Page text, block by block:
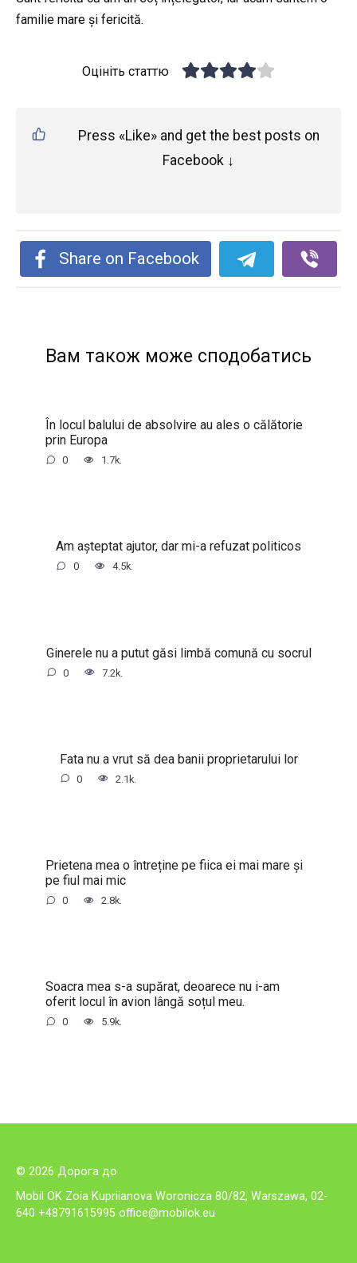
familie mare și fericită.
Оцініть статтю
Press «Like» and get the best posts on
Facebook ↓
Share on Facebook
Вам також може сподобатись
În locul balului de absolvire au ales o călătorie
prin Europa
0 1.7k.
Am așteptat ajutor, dar mi-a refuzat politicos
0 4.5k.
Ginerele nu a putut găsi limbă comună cu socrul
0 7.2k.
Fata nu a vrut să dea banii proprietarului lor
0 2.1k.
Prietena mea o întreține pe fiica ei mai mare și
pe fiul mai mic
0 2.8k.
Soacra mea s-a supărat, deoarece nu i-am
oferit locul în avion lângă soțul meu.
0 5.9k.
© 2026 Дорога до
Mobil OK Zoia Kupriianova Woronicza 80/82, Warszawa, 02-
640 +48791615995 office@mobilok.eu